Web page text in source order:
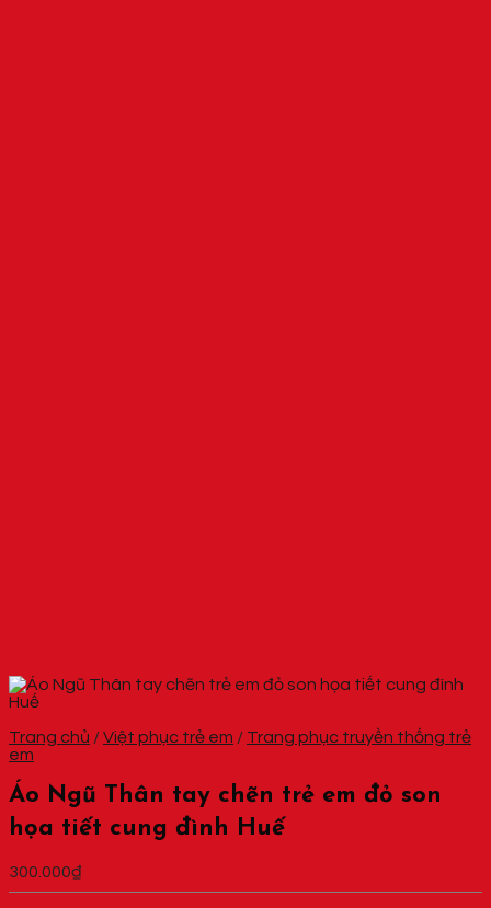
Trang chủ /Việt phục trẻ em / Trang phục truyền thống trẻ
em
Áo Ngũ Thân tay chẽn trẻ em đỏ son
họa tiết cung đình Huế
300.000₫